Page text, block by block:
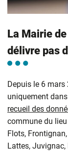
La Mairie
délivre pas
Depuis le 6
uniquement
recueil des
commune du
Flots,
Lattes,